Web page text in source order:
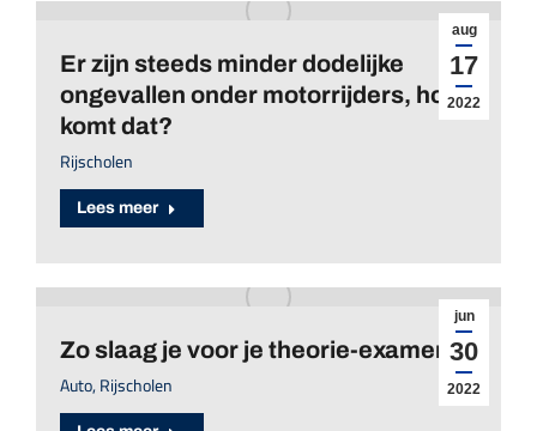
aug
17
2022
Er zijn steeds minder dodelijke
ongevallen onder motorrijders, hoe
komt dat?
Rijscholen
Lees meer
jun
30
2022
Zo slaag je voor je theorie-examen!
Auto,Rijscholen